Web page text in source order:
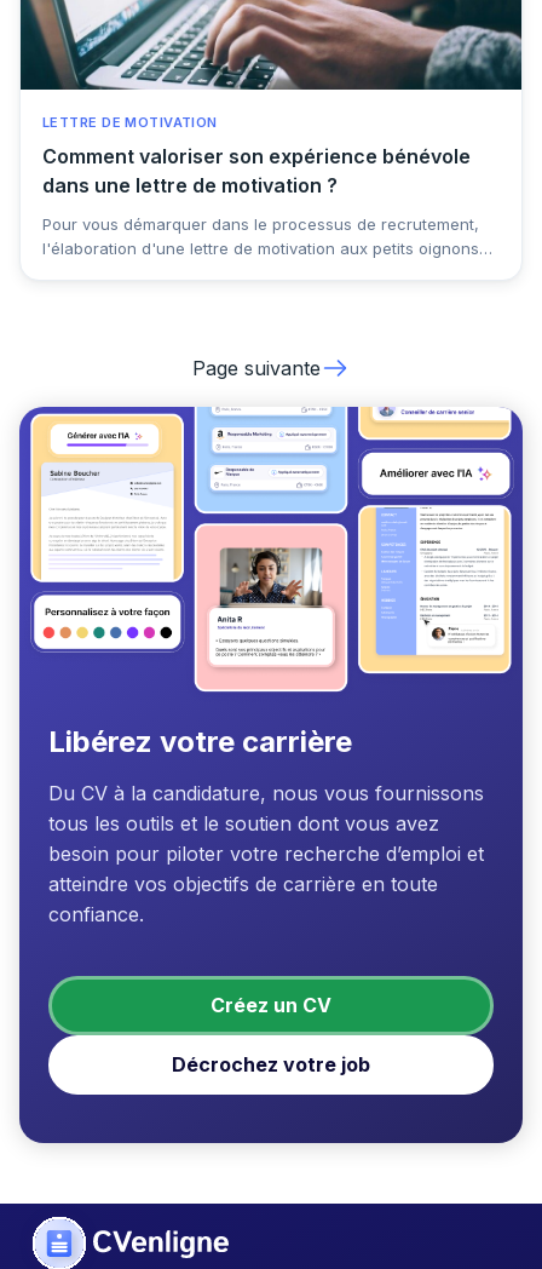
LETTRE DE MOTIVATION
Comment valoriser son expérience bénévole
dans une lettre de motivation ?
Pour vous démarquer dans le processus de recrutement,
l'élaboration d'une lettre de motivation aux petits oignons
comment vous pouvez valoriser judicieusement votre
maximiser votre impact auprès des employeurs.
Page suivante
Libérez votre carrière
Du CV à la candidature, nous vous fournissons
tous les outils et le soutien dont vous avez
besoin pour piloter votre recherche d’emploi et
atteindre vos objectifs de carrière en toute
confiance.
Créez un CV
Décrochez votre job